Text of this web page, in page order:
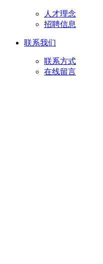
人才理念
招聘信息
联系我们
联系方式
在线留言